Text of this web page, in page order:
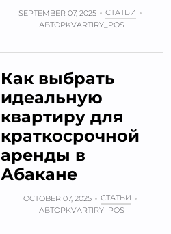
SEPTEMBER 07, 2025
СТАТЬИ
АВТОРKVARTIRY_POS
Как выбрать
идеальную
квартиру для
краткосрочной
аренды в
Абакане
OCTOBER 07, 2025
СТАТЬИ
АВТОРKVARTIRY_POS